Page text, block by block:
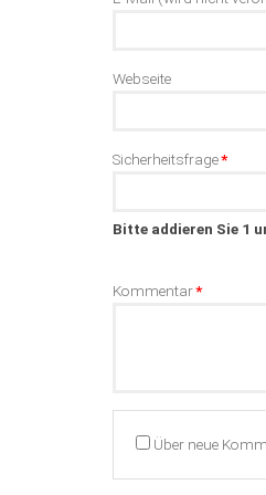
Webseite
Pflichtfeld
Sicherheitsfrage*
Bitte addieren Sie 1
Pflichtfeld
Kommentar*
Über neue